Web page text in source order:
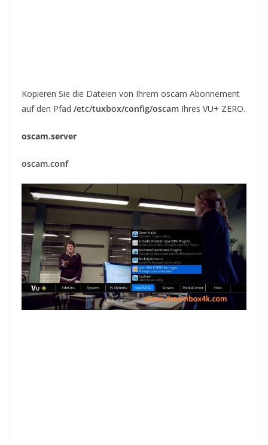
Kopieren Sie die Dateien von Ihrem oscam Abonnement
auf den Pfad /etc/tuxbox/config/oscam Ihres VU+ ZERO.
oscam.server
oscam.conf